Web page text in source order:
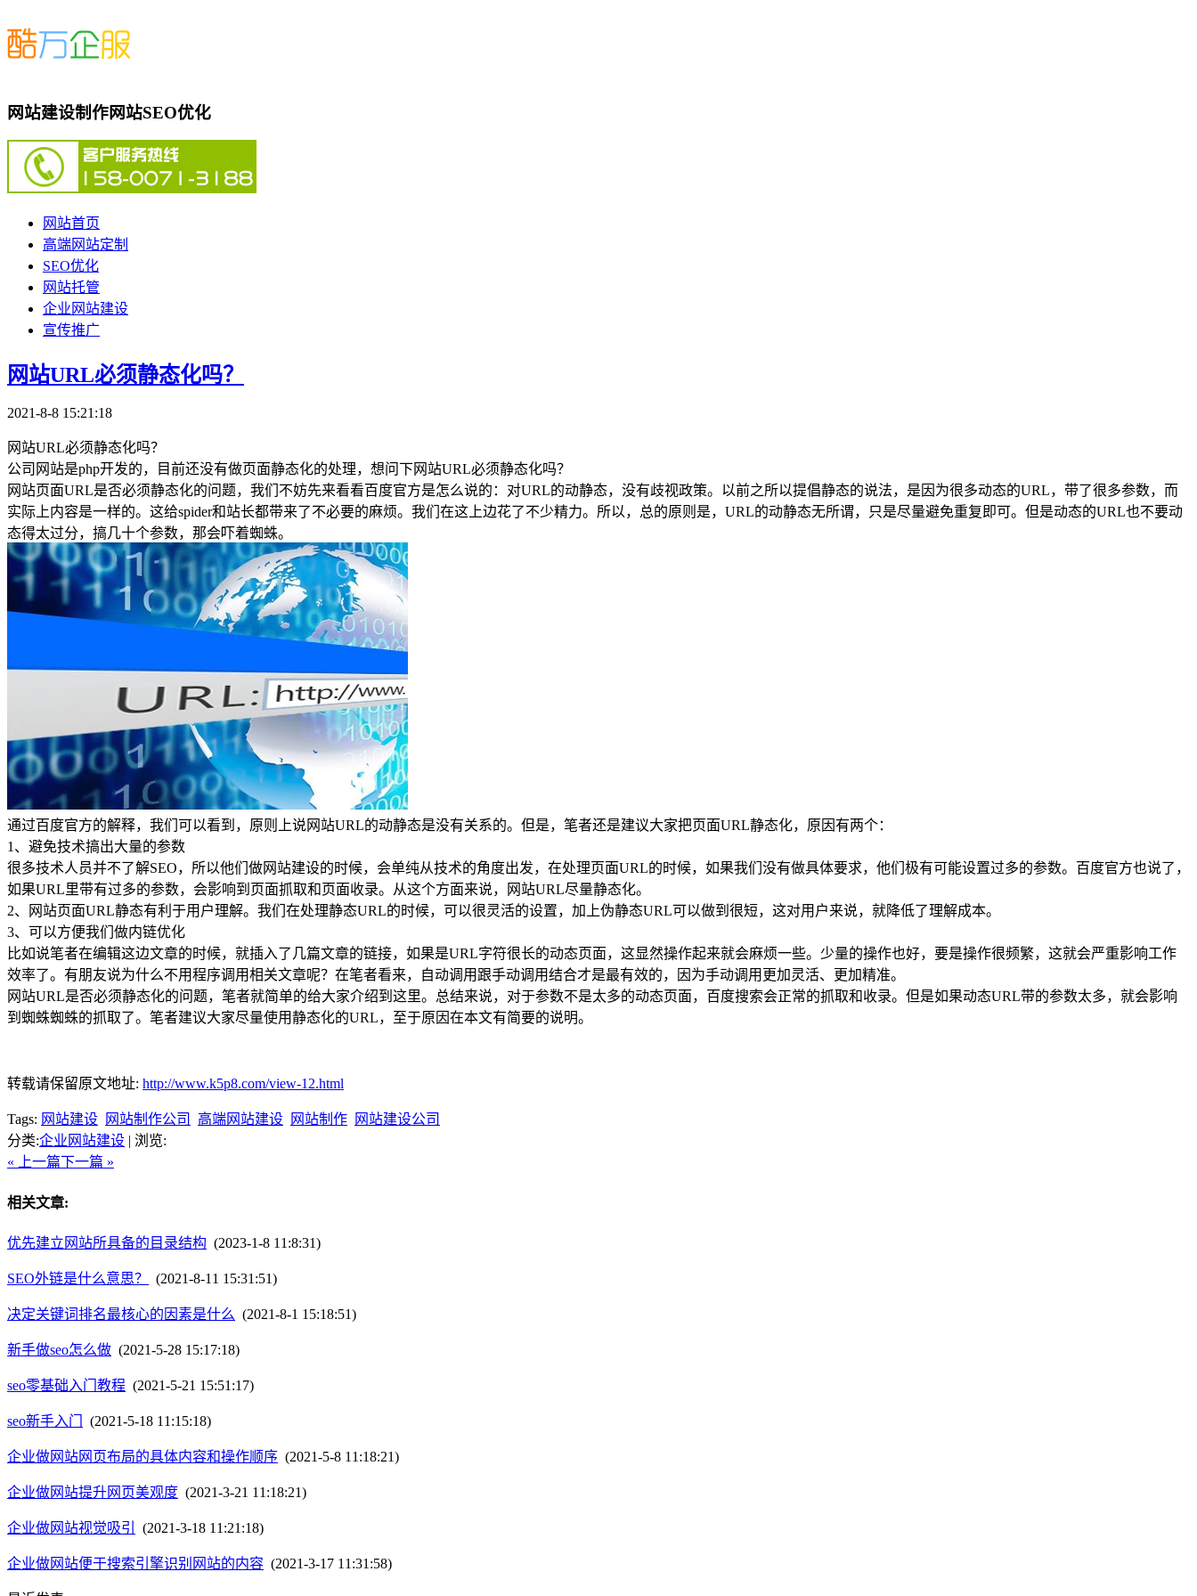
网站建设制作网站SEO优化
网站首页
高端网站定制
SEO优化
网站托管
企业网站建设
宣传推广
网站URL必须静态化吗？
2021-8-8 15:21:18
网站URL必须静态化吗？
公司网站是php开发的，目前还没有做页面静态化的处理，想问下网站URL必须静态化吗？
网站页面URL是否必须静态化的问题，我们不妨先来看看百度官方是怎么说的：对URL的动静态，没有歧视政策。以前之所以提倡静态的说法，是因为很多动态的URL，带了很多参数，而
实际上内容是一样的。这给spider和站长都带来了不必要的麻烦。我们在这上边花了不少精力。所以，总的原则是，URL的动静态无所谓，只是尽量避免重复即可。但是动态的URL也不要动
态得太过分，搞几十个参数，那会吓着蜘蛛。
通过百度官方的解释，我们可以看到，原则上说网站URL的动静态是没有关系的。但是，笔者还是建议大家把页面URL静态化，原因有两个：
1、避免技术搞出大量的参数
很多技术人员并不了解SEO，所以他们做网站建设的时候，会单纯从技术的角度出发，在处理页面URL的时候，如果我们没有做具体要求，他们极有可能设置过多的参数。百度官方也说了，
如果URL里带有过多的参数，会影响到页面抓取和页面收录。从这个方面来说，网站URL尽量静态化。
2、网站页面URL静态有利于用户理解。我们在处理静态URL的时候，可以很灵活的设置，加上伪静态URL可以做到很短，这对用户来说，就降低了理解成本。
3、可以方便我们做内链优化
比如说笔者在编辑这边文章的时候，就插入了几篇文章的链接，如果是URL字符很长的动态页面，这显然操作起来就会麻烦一些。少量的操作也好，要是操作很频繁，这就会严重影响工作
效率了。有朋友说为什么不用程序调用相关文章呢？在笔者看来，自动调用跟手动调用结合才是最有效的，因为手动调用更加灵活、更加精准。
网站URL是否必须静态化的问题，笔者就简单的给大家介绍到这里。总结来说，对于参数不是太多的动态页面，百度搜索会正常的抓取和收录。但是如果动态URL带的参数太多，就会影响
到蜘蛛蜘蛛的抓取了。笔者建议大家尽量使用静态化的URL，至于原因在本文有简要的说明。
转载请保留原文地址: http://www.k5p8.com/view-12.html
Tags: 网站建设 网站制作公司 高端网站建设 网站制作
网站建设公司
分类:企业网站建设 | 浏览:
« 上一篇下一篇 »
相关文章:
优先建立网站所具备的目录结构 (2023-1-8 11:8:31)
SEO外链是什么意思？ (2021-8-11 15:31:51)
决定关键词排名最核心的因素是什么 (2021-8-1 15:18:51)
新手做seo怎么做 (2021-5-28 15:17:18)
seo零基础入门教程 (2021-5-21 15:51:17)
seo新手入门 (2021-5-18 11:15:18)
企业做网站网页布局的具体内容和操作顺序 (2021-5-8 11:18:21)
企业做网站提升网页美观度 (2021-3-21 11:18:21)
企业做网站视觉吸引 (2021-3-18 11:21:18)
企业做网站便于搜索引擎识别网站的内容 (2021-3-17 11:31:58)